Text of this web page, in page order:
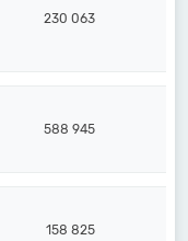
230 063
588 945
158 825